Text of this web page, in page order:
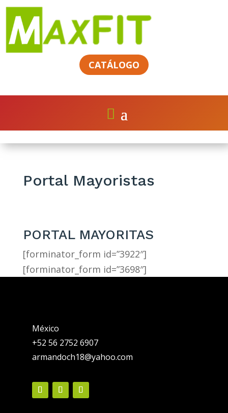
CATÁLOGO
Portal Mayoristas
PORTAL MAYORITAS
[forminator_form id=”3922″]
[forminator_form id=”3698″]
México
+52 56 2752 6907
armandoch18@yahoo.com